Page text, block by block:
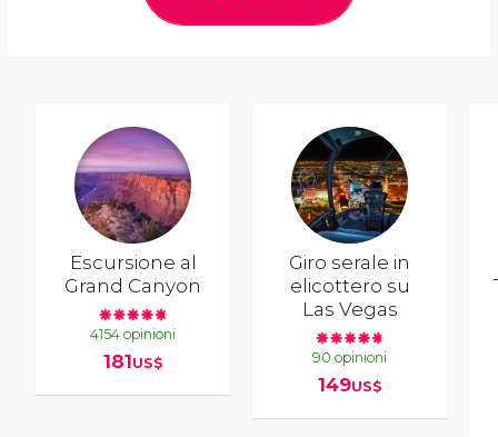
Escursione al
Grand Canyon
4154 opinioni
181US$
Giro serale in
elicottero su
Las Vegas
90 opinioni
149US$